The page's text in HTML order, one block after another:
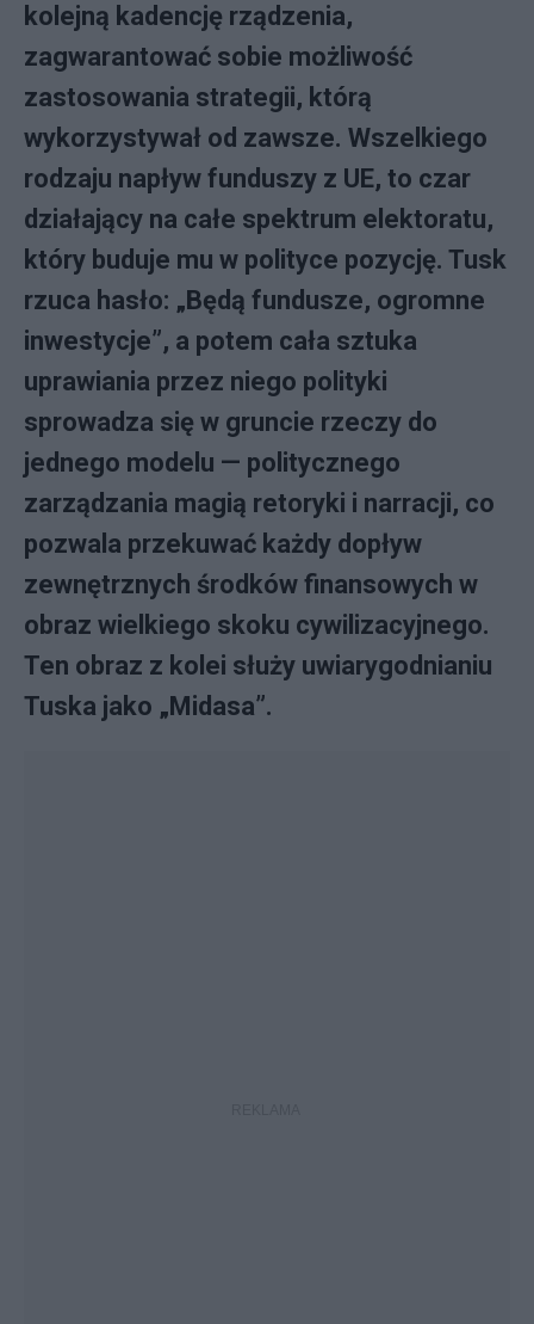
kolejną kadencję rządzenia,
zagwarantować sobie możliwość
zastosowania strategii, którą
wykorzystywał od zawsze. Wszelkiego
rodzaju napływ funduszy z UE, to czar
działający na całe spektrum elektoratu,
który buduje mu w polityce pozycję. Tusk
rzuca hasło: „Będą fundusze, ogromne
inwestycje”, a potem cała sztuka
uprawiania przez niego polityki
sprowadza się w gruncie rzeczy do
jednego modelu — politycznego
zarządzania magią retoryki i narracji, co
pozwala przekuwać każdy dopływ
zewnętrznych środków finansowych w
obraz wielkiego skoku cywilizacyjnego.
Ten obraz z kolei służy uwiarygodnianiu
Tuska jako „Midasa”.